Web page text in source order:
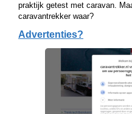
praktijk getest met caravan.
caravantrekker waar?
Advertenties?